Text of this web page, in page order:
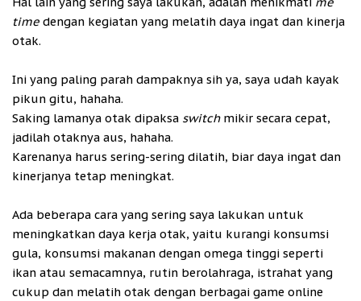
time dengan kegiatan yang melatih daya ingat dan kinerja
otak.
Ini yang paling parah dampaknya sih ya, saya udah kayak
pikun gitu, hahaha.
Saking lamanya otak dipaksa switch mikir secara cepat,
jadilah otaknya aus, hahaha.
Karenanya harus sering-sering dilatih, biar daya ingat dan
kinerjanya tetap meningkat.
Ada beberapa cara yang sering saya lakukan untuk
meningkatkan daya kerja otak, yaitu kurangi konsumsi
gula, konsumsi makanan dengan omega tinggi seperti
ikan atau semacamnya, rutin berolahraga, istrahat yang
cukup dan melatih otak dengan berbagai game online